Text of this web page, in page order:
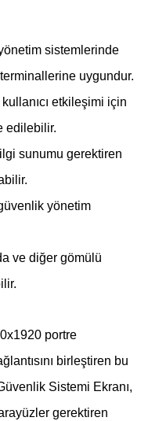
sistemlerinde
uygundur.
etkileşimi için
edilebilir.
sunumu gerektiren
yönetim
ve diğer gömülü
portre
birleştiren bu
Sistemi Ekranı,
gerektiren